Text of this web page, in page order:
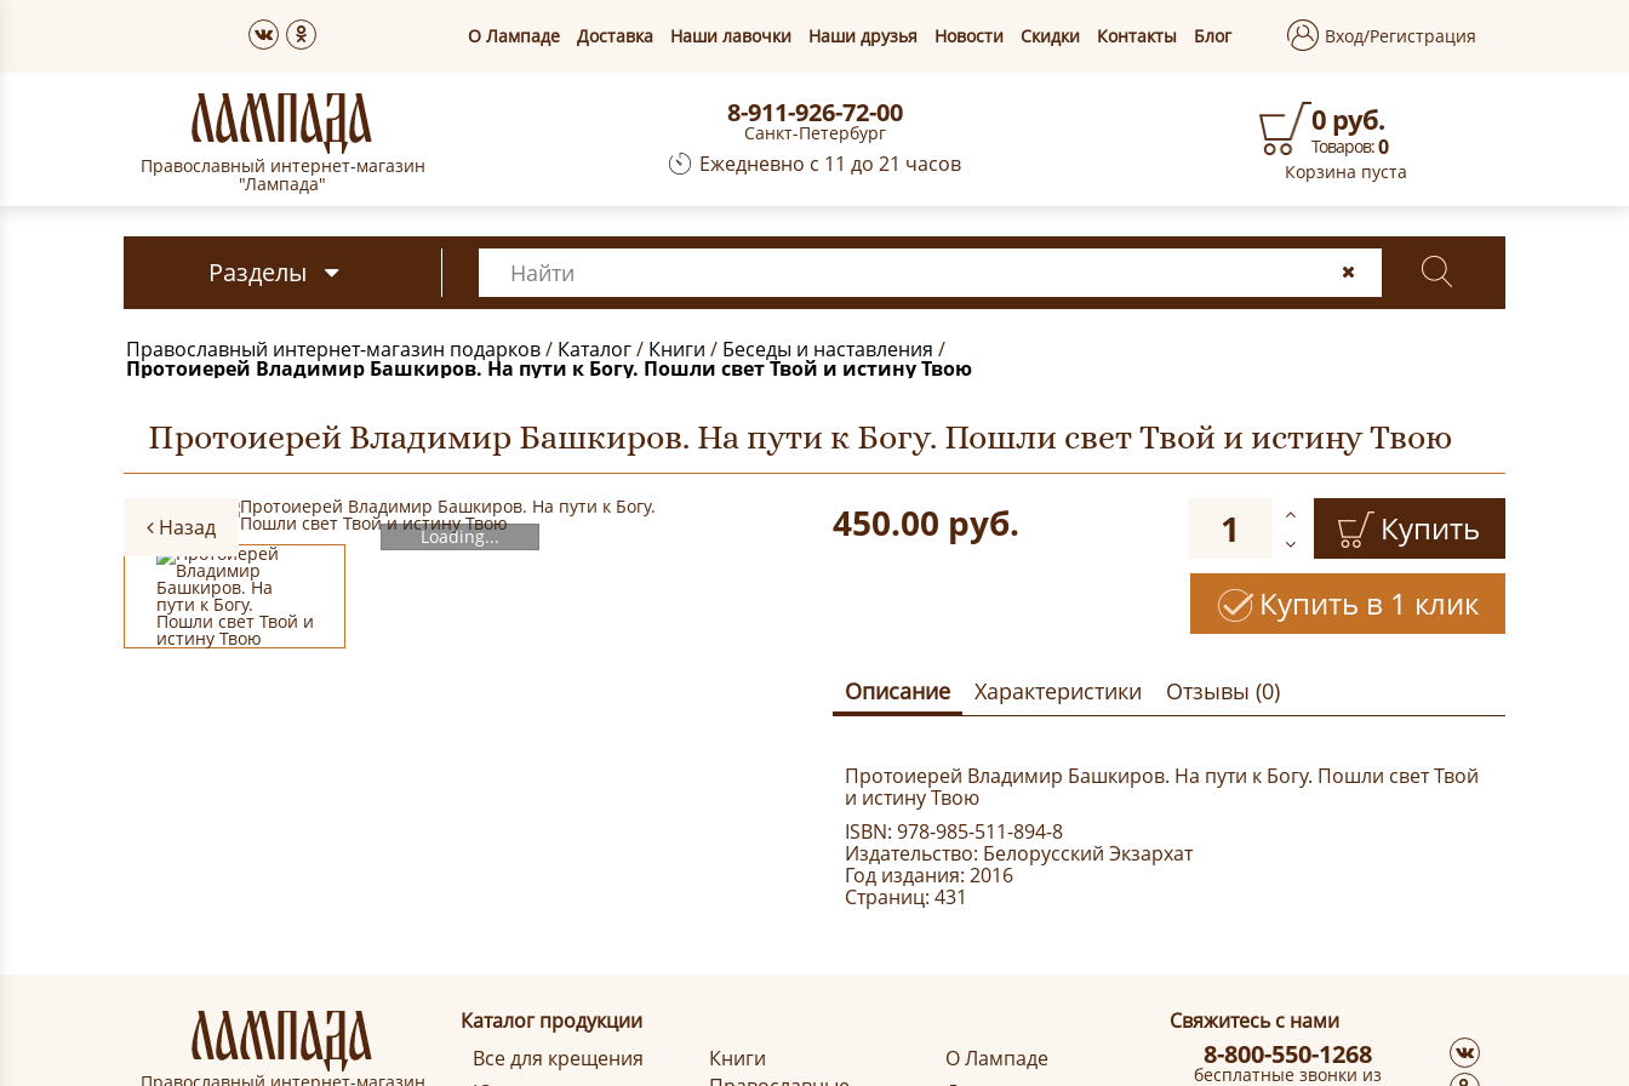
О Лампаде Доставка Наши лавочки Наши друзья Новости Скидки Контакты Блог Вход/Регистрация
Православный интернет-магазин
"Лампада"
8-911-926-72-00
Санкт-Петербург
Ежедневно с 11 до 21 часов
0 руб.
Товаров:0
Корзина пуста
Разделы
Православный интернет-магазин подарков/ Каталог/ Книги / Беседы и наставления /
Протоиерей Владимир Башкиров. На пути к Богу. Пошли свет Твой и истину Твою
Протоиерей Владимир Башкиров. На пути к Богу. Пошли свет Твой и истину Твою
Loading...
Назад 450.00 руб.
Купить
Купить в 1 клик
Описание Характеристики Отзывы (0)
Протоиерей Владимир Башкиров. На пути к Богу. Пошли свет Твой
и истину Твою
ISBN: 978-985-511-894-8
Издательство: Белорусский Экзархат
Год издания: 2016
Страниц: 431
Каталог продукции
Все для крещения
Книги
О Лампаде
Свяжитесь с нами
8-800-550-1268
бесплатные звонки из